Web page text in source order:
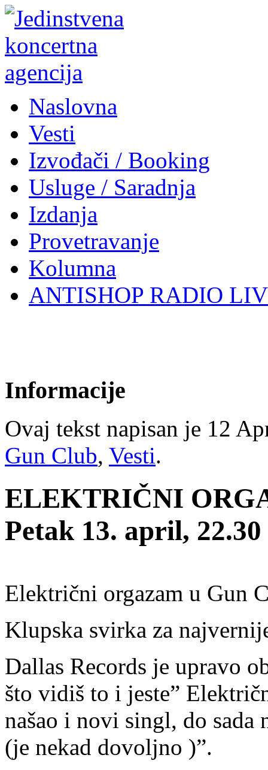
Naslovna
Vesti
Izvođači / Booking
Usluge / Saradnja
Izdanja
Provetravanje
Kolumna
ANTISHOP RADIO
Informacije
Ovaj tekst napisan je 12
Gun Club, Vesti.
ELEKTRIČNI
Petak 13. april, 22.30
Električni orgazam u Gun
Klupska svirka za
Dallas Records je upravo
što vidiš to i jeste”
našao i novi singl, do sada
(je nekad dovoljno )”.